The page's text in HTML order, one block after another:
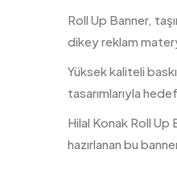
Roll Up Banner,
dikey reklam
Yüksek kaliteli
tasarımlarıyla
Hilal Konak Roll Up
hazırlanan bu